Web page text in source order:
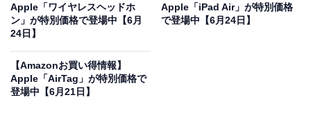
Apple Magic Keyboard（テンキー付き）- 日本語
（JIS） - シルバー
Appleのキーボード「Magic Keyboard（テンキー付き）-
Apple「ワイヤレスヘッドホ
ン」が特別価格で登場中【6月
24日】
Apple「iPad Air」が特別価格
で登場中【6月24日】
【Amazonお買い得情報】
Apple「AirTag」が特別価格で
登場中【6月21日】